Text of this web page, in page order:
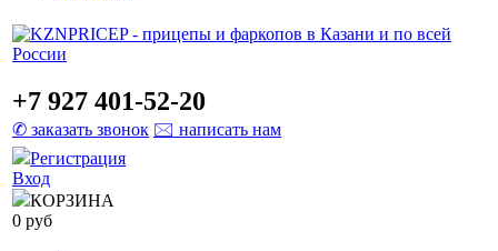
+7 927 401-52-20
✆ заказать звонок 🖂 написать нам
Регистрация
Вход
КОРЗИНА
0 руб